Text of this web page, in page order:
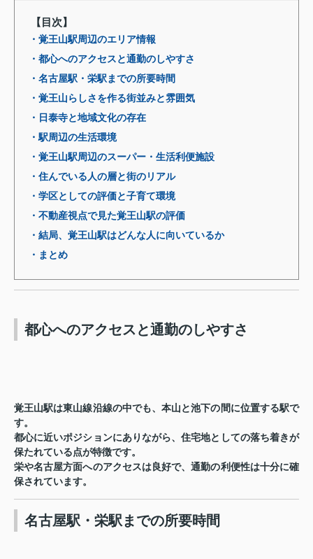
【目次】
・覚王山駅周辺のエリア情報
・都心へのアクセスと通勤のしやすさ
・名古屋駅・栄駅までの所要時間
・覚王山らしさを作る街並みと雰囲気
・日泰寺と地域文化の存在
・駅周辺の生活環境
・覚王山駅周辺のスーパー・生活利便施設
・住んでいる人の層と街のリアル
・学区としての評価と子育て環境
・不動産視点で見た覚王山駅の評価
・結局、覚王山駅はどんな人に向いているか
・まとめ
都心へのアクセスと通勤のしやすさ
覚王山駅は東山線沿線の中でも、本山と池下の間に位置する駅で
す。
都心に近いポジションにありながら、住宅地としての落ち着きが
保たれている点が特徴です。
栄や名古屋方面へのアクセスは良好で、通勤の利便性は十分に確
保されています。
名古屋駅・栄駅までの所要時間